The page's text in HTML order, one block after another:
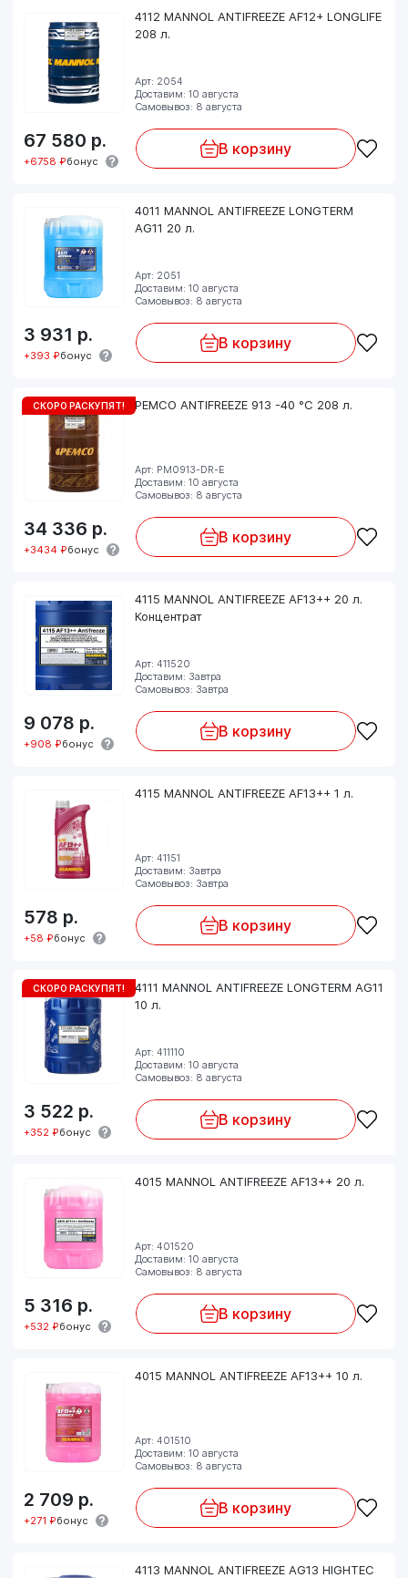
4112 MANNOL ANTIFREEZE AF12+ LONGLIFE
208 л.
Арт: 2054
Доставим: 10 августа
Самовывоз: 8 августа
67 580 р.
+6758 ₽бонус
В корзину
4011 MANNOL ANTIFREEZE LONGTERM
AG11 20 л.
Арт: 2051
Доставим: 10 августа
Самовывоз: 8 августа
3 931 р.
+393 ₽бонус
В корзину
PEMCO ANTIFREEZE 913 -40 °C 208 л.
Арт: PM0913-DR-E
Доставим: 10 августа
Самовывоз: 8 августа
34 336 р.
+3434 ₽бонус
В корзину
СКОРО РАСКУПЯТ!
4115 MANNOL ANTIFREEZE AF13++ 20 л.
Концентрат
Арт: 411520
Доставим: Завтра
Самовывоз: Завтра
9 078 р.
+908 ₽бонус
В корзину
4115 MANNOL ANTIFREEZE AF13++ 1 л.
Арт: 41151
Доставим: Завтра
Самовывоз: Завтра
578 р.
+58 ₽бонус
В корзину
4111 MANNOL ANTIFREEZE LONGTERM AG11
10 л.
Арт: 411110
Доставим: 10 августа
Самовывоз: 8 августа
3 522 р.
+352 ₽бонус
В корзину
СКОРО РАСКУПЯТ!
4015 MANNOL ANTIFREEZE AF13++ 20 л.
Арт: 401520
Доставим: 10 августа
Самовывоз: 8 августа
5 316 р.
+532 ₽бонус
В корзину
4015 MANNOL ANTIFREEZE AF13++ 10 л.
Арт: 401510
Доставим: 10 августа
Самовывоз: 8 августа
2 709 р.
+271 ₽бонус
В корзину
4113 MANNOL ANTIFREEZE AG13 HIGHTEC